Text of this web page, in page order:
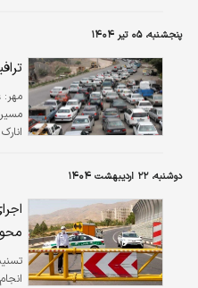
پنجشنبه، ۰۵ تیر ۱۴۰۴
مهر:
دوشنبه، ۲۲ اردیبهشت ۱۴۰۴